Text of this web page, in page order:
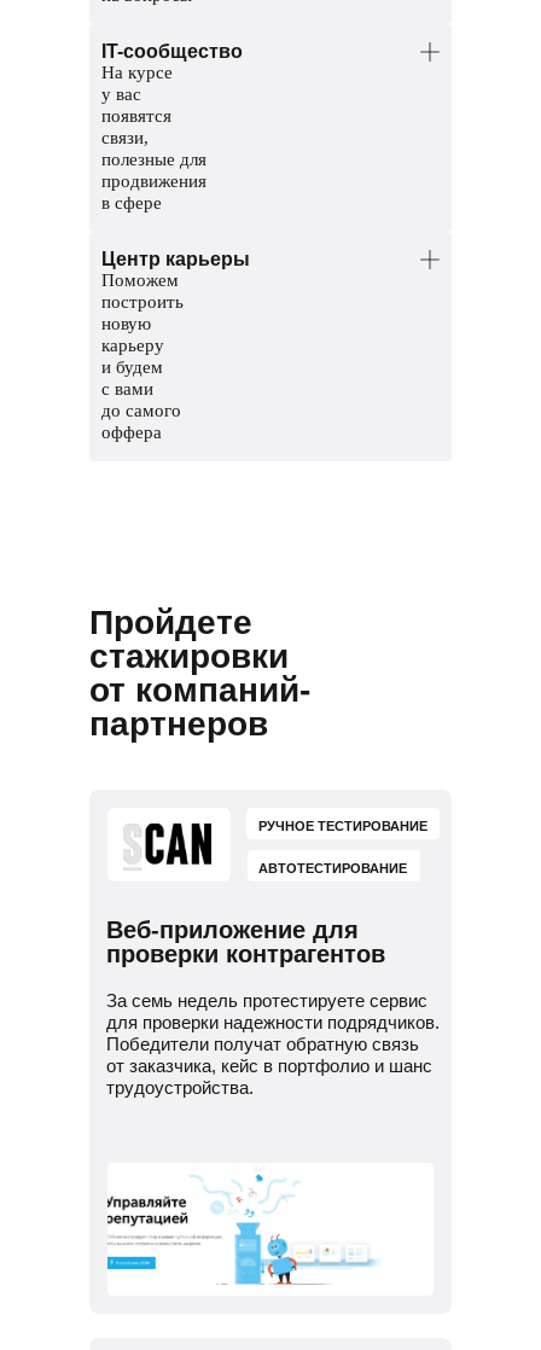
Координаторы — команда заботы
о студентах. Решат организационные
вопросы, поддержат и помогут пройти
обучение до конца.
IT-сообщество
На курсе
у вас
появятся
связи,
полезные для
продвижения
в сфере
с другими студентами
Чат с ментором, чтобы прояснить
непонятные темы и задания
Мероприятия и стажировки
с партнерами, чтобы наработать опыт
и показать свои скиллы работодателям
Центр карьеры
Поможем
построить
новую
карьеру
и будем
с вами
до самого
оффера
собеседования
Научим искать работу за рубежом
Веб-приложение для
проверки контрагентов
За семь недель протестируете сервис
для проверки надежности подрядчиков.
Победители получат обратную связь
от заказчика, кейс в портфолио и шанс
трудоустройства.
РУЧНОЕ ТЕСТИРОВАНИЕ
АВТОТЕСТИРОВАНИЕ
Пройдете
стажировки
от компаний-
партнеров